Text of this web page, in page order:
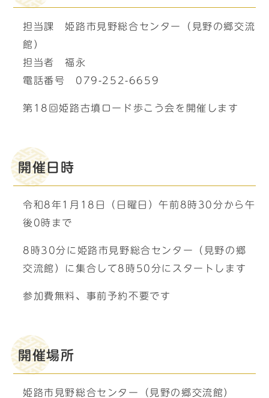
担当課 姫路市見野総合センター（見野の郷交流
館）
担当者 福永
電話番号 079-252-6659
第18回姫路古墳ロード歩こう会を開催します
開催日時
令和8年1月18日（日曜日）午前8時30分から午
後0時まで
8時30分に姫路市見野総合センター（見野の郷
交流館）に集合して8時50分にスタートします
参加費無料、事前予約不要です
開催場所
姫路市見野総合センター（見野の郷交流館）